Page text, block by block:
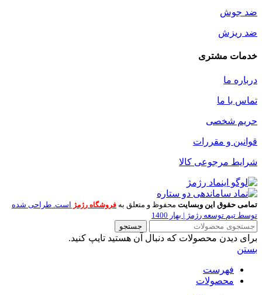
ضد جوش
ضد ریزش
خدمات مشتری
درباره ما
تماس با ما
حریم شخصی
قوانین و مقررات
شرایط مرجوعی کالا
تمامی حقوق این وبسایت محفوظ و متعلق به فروشگاه رژمژ است. طراحی شده
توسط تیم توسعه رژمژ | بهار 1400
جستجو
برای دیدن محصولات که دنبال آن هستید تایپ کنید.
بستن
فهرست
محصولات